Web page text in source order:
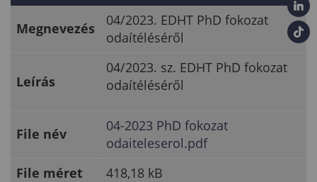
Megnevezés
04/2023. EDHT PhD fokozat
odaítéléséről
Leírás
04/2023. sz. EDHT PhD fokozat
odaítéléséről
File név
04-2023 PhD fokozat
odaiteleserol.pdf
File méret
418,18 kB